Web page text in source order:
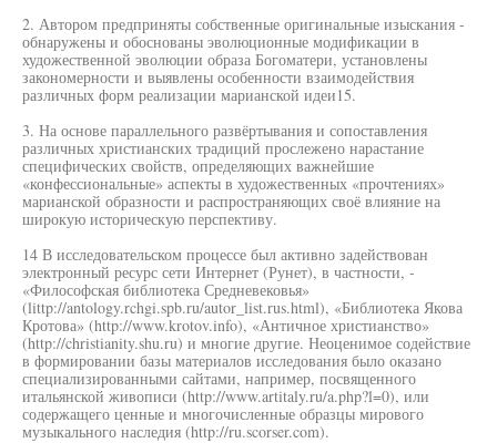
2. Автором предприняты собственные оригинальные изыскания -
обнаружены и обоснованы эволюционные модификации в
художественной эволюции образа Богоматери, установлены
закономерности и выявлены особенности взаимодействия
различных форм реализации марианской идеи15.
3. На основе параллельного развёртывания и сопоставления
различных христианских традиций прослежено нарастание
специфических свойств, определяющих важнейшие
«конфессиональные» аспекты в художественных «прочтениях»
марианской образности и распространяющих своё влияние на
широкую историческую перспективу.
14 В исследовательском процессе был активно задействован
электронный ресурс сети Интернет (Рунет), в частности, -
«Философская библиотека Средневековья»
(littp://antology.rchgi.spb.ru/autor_list.rus.html), «Библиотека Якова
Кротова» (http://www.krotov.info), «Античное христианство»
(http://christianity.shu.ru) и многие другие. Неоценимое содействие
в формировании базы материалов исследования было оказано
специализированными сайтами, например, посвященного
итальянской живописи (http://www.artitaly.ru/a.php?l=0), или
содержащего ценные и многочисленные образцы мирового
музыкального наследия (http://ru.scorser.com).